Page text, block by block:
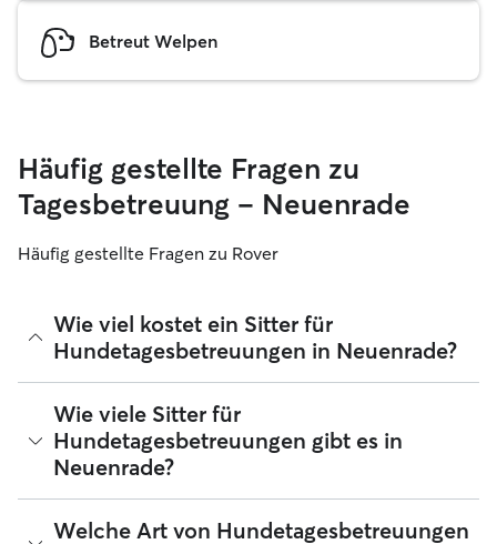
Betreut Welpen
Häufig gestellte Fragen zu
Tagesbetreuung – Neuenrade
Häufig gestellte Fragen zu Rover
Wie viel kostet ein Sitter für
Hundetagesbetreuungen in Neuenrade?
Sitter können ihre Preise bei Rover frei festlegen. Die
durchschnittlichen Kosten für einen Hundesitter für
Tagesbetreuungen bei Rover in Neuenrade betragen seit
August 2026 etwa 25 pro Tag, einschließlich der
und die deines Hundes anpasst.
Wie viele Sitter für
Hundetagesbetreuungen gibt es in
Neuenrade?
Seit August 2026 bieten 103 Sitter Hundetagesbetreuungen
Welche Art von Hundetagesbetreuungen